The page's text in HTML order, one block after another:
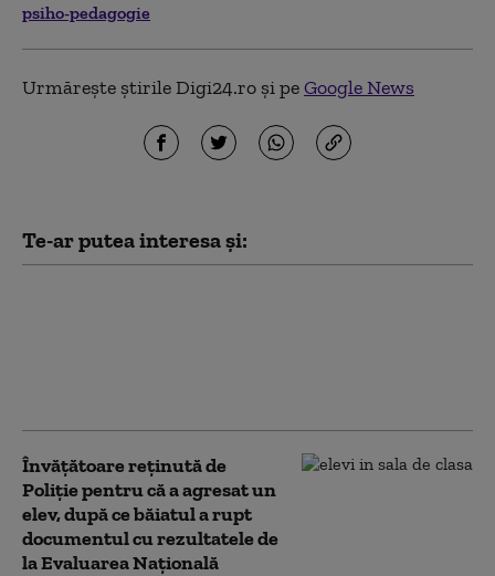
psiho-pedagogie
Urmărește știrile Digi24.ro și peGoogle News
Te-ar putea interesa și:
Învăţătoare reţinută de
Poliție pentru că a agresat un
elev, după ce băiatul a rupt
documentul cu rezultatele de
la Evaluarea Naţională